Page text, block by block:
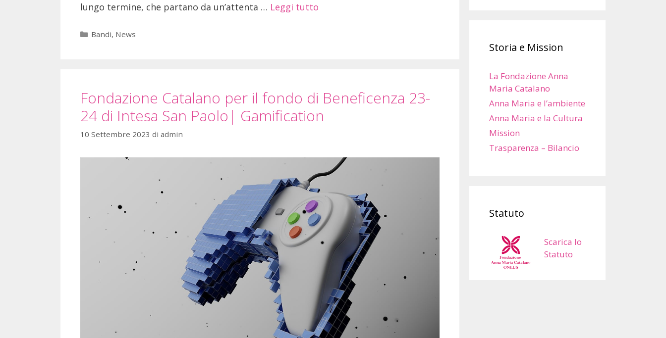
lungo termine, che partano da un’attenta … Leggi tutto
Bandi, News
Fondazione Catalano per il fondo di Beneficenza 23-
24 di Intesa San Paolo| Gamification
10 Settembre 2023 di admin
Storia e Mission
La Fondazione Anna
Maria Catalano
Anna Maria e l’ambiente
Anna Maria e la Cultura
Mission
Trasparenza – Bilancio
Statuto
Scarica lo
Statuto